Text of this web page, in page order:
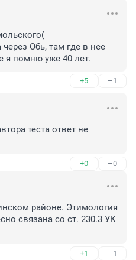
Обь, там где в нее
я помню уже 40 лет.
+5 –1
теста ответ не
+0 –0
районе. Этимология
связана со ст. 230.3 УК
+1 –1